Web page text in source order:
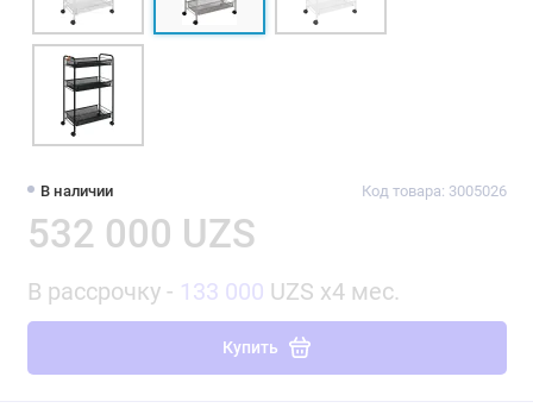
В наличии Код товара: 3005026
532 000 UZS
В рассрочку - 133 000 UZS x4 мес.
Купить